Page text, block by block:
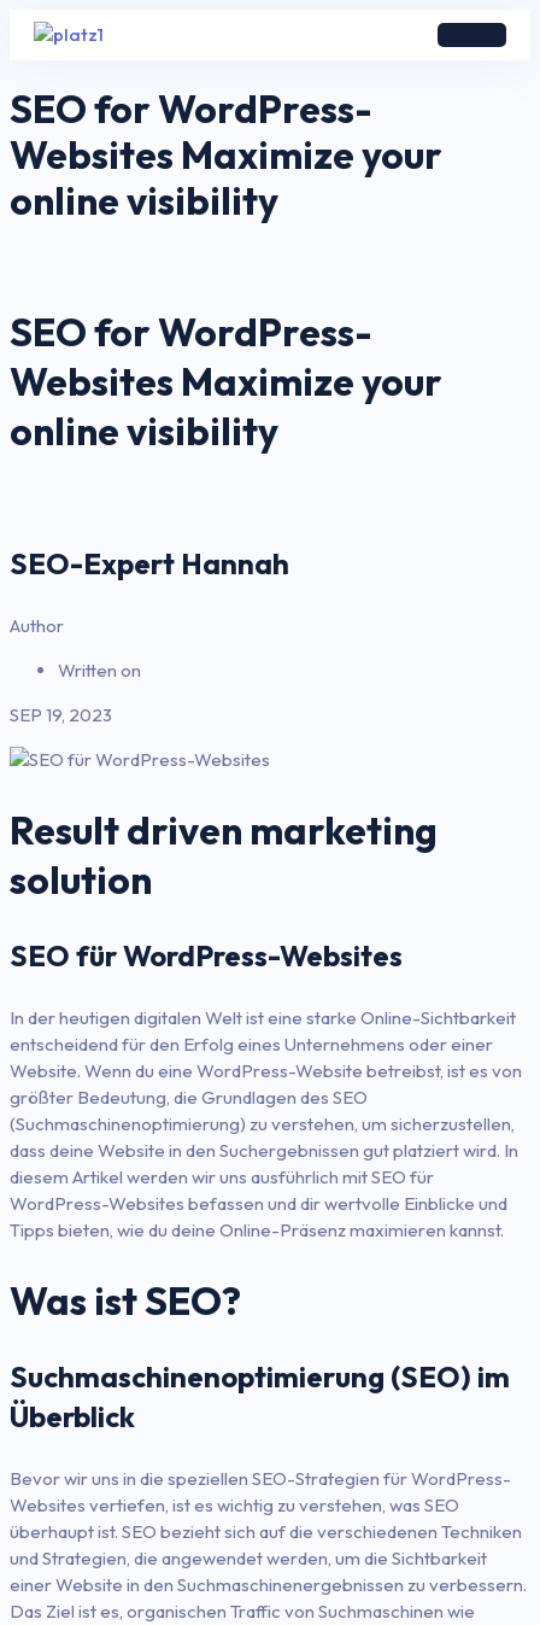
SEO for WordPress-
Websites Maximize your
online visibility
SEO for WordPress-
Websites Maximize your
online visibility
SEO-Expert Hannah
Author
Written on
SEP 19, 2023
Result driven marketing
solution
SEO für WordPress-Websites
In der heutigen digitalen Welt ist eine starke Online-Sichtbarkeit
entscheidend für den Erfolg eines Unternehmens oder einer
Website. Wenn du eine WordPress-Website betreibst, ist es von
größter Bedeutung, die Grundlagen des SEO
(Suchmaschinenoptimierung) zu verstehen, um sicherzustellen,
dass deine Website in den Suchergebnissen gut platziert wird. In
diesem Artikel werden wir uns ausführlich mit SEO für
WordPress-Websites befassen und dir wertvolle Einblicke und
Tipps bieten, wie du deine Online-Präsenz maximieren kannst.
Was ist SEO?
Suchmaschinenoptimierung (SEO) im
Überblick
Bevor wir uns in die speziellen SEO-Strategien für WordPress-
Websites vertiefen, ist es wichtig zu verstehen, was SEO
überhaupt ist. SEO bezieht sich auf die verschiedenen Techniken
und Strategien, die angewendet werden, um die Sichtbarkeit
einer Website in den Suchmaschinenergebnissen zu verbessern.
Das Ziel ist es, organischen Traffic von Suchmaschinen wie